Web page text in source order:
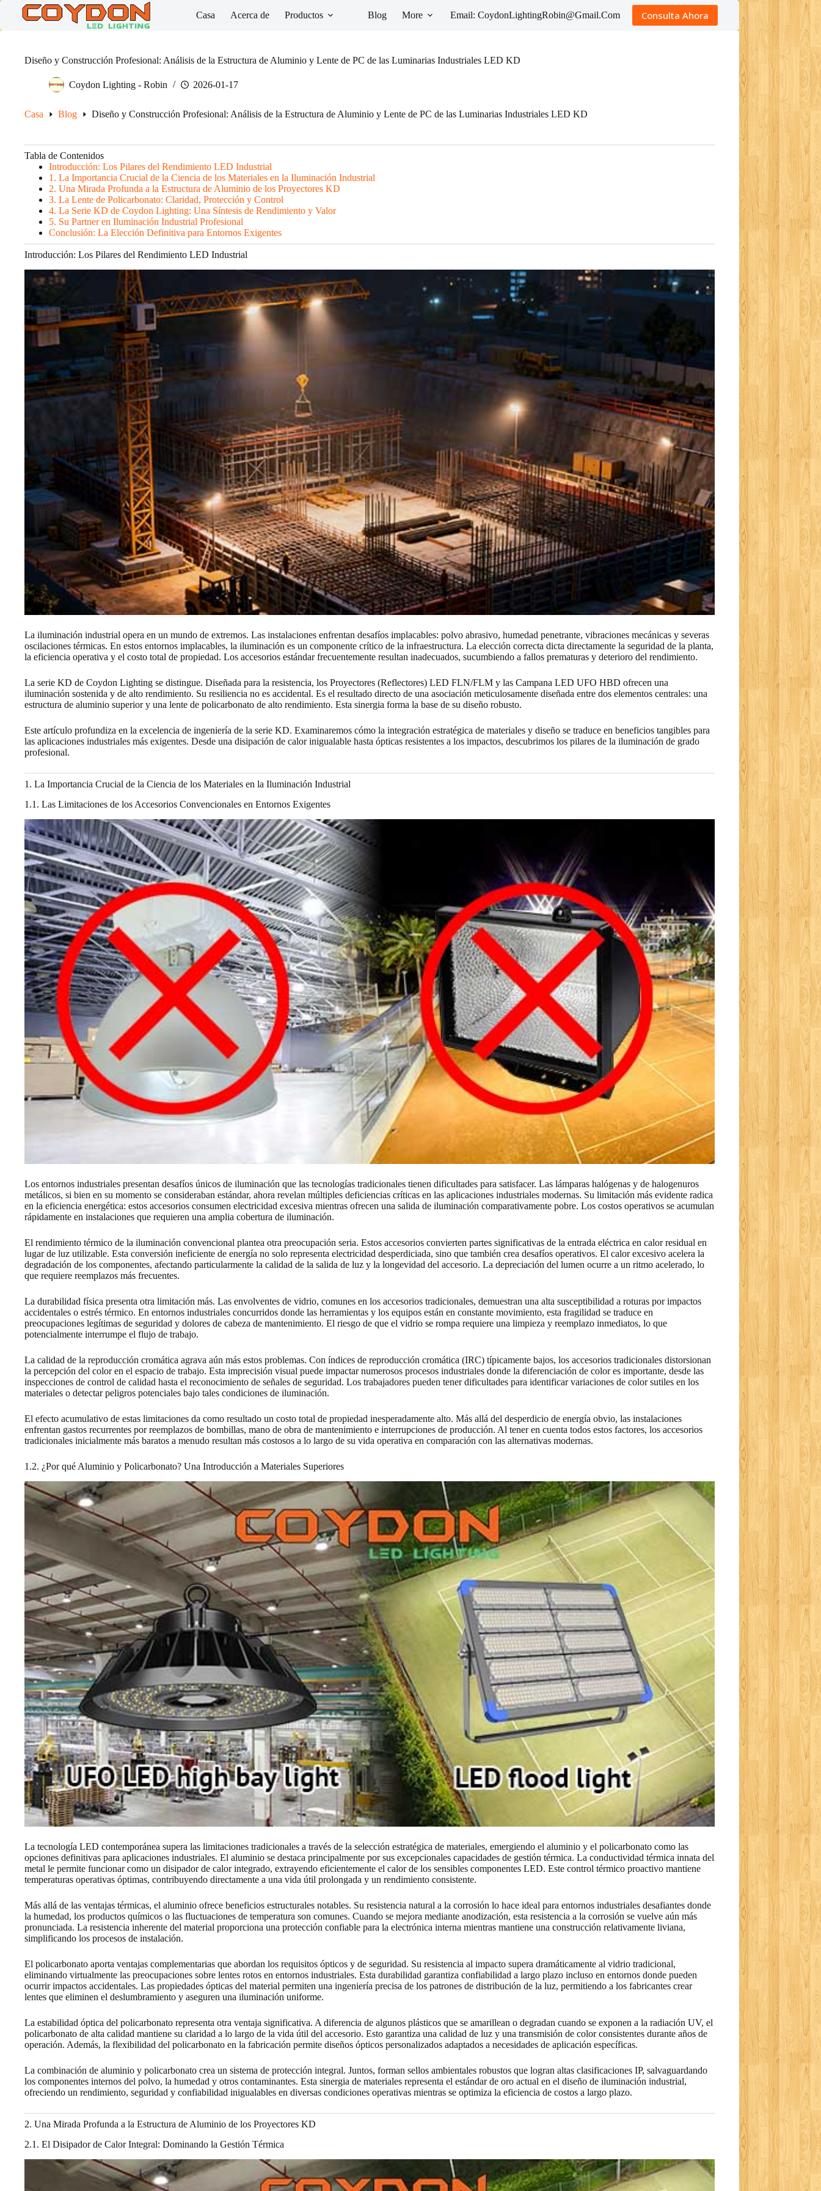
Skip
content
Casa Acerca de Productos Blog More Email: CoydonLightingRobin@Gmail.Com Consulta Ahora
Diseño y Construcción Profesional: Análisis de la Estructura de Aluminio y Lente de PC de las Luminarias Industriales LED KD
Coydon Lighting - Robin 2026-01-17
Casa Blog Diseño y Construcción Profesional: Análisis de la Estructura de Aluminio y Lente de PC de las Luminarias Industriales LED KD
Tabla de Contenidos
Introducción: Los Pilares del Rendimiento LED Industrial
1. La Importancia Crucial de la Ciencia de los Materiales en la Iluminación Industrial
2. Una Mirada Profunda a la Estructura de Aluminio de los Proyectores KD
3. La Lente de Policarbonato: Claridad, Protección y Control
4. La Serie KD de Coydon Lighting: Una Síntesis de Rendimiento y Valor
5. Su Partner en Iluminación Industrial Profesional
Conclusión: La Elección Definitiva para Entornos Exigentes
Introducción: Los Pilares del Rendimiento LED Industrial
La iluminación industrial opera en un mundo de extremos. Las instalaciones enfrentan desafíos implacables: polvo abrasivo, humedad penetrante, vibraciones mecánicas y severas
oscilaciones térmicas. En estos entornos implacables, la iluminación es un componente crítico de la infraestructura. La elección correcta dicta directamente la seguridad de la planta,
la eficiencia operativa y el costo total de propiedad. Los accesorios estándar frecuentemente resultan inadecuados, sucumbiendo a fallos prematuras y deterioro del rendimiento.
La serie KD de Coydon Lighting se distingue. Diseñada para la resistencia, los Proyectores (Reflectores) LED FLN/FLM y las Campana LED UFO HBD ofrecen una
iluminación sostenida y de alto rendimiento. Su resiliencia no es accidental. Es el resultado directo de una asociación meticulosamente diseñada entre dos elementos centrales: una
estructura de aluminio superior y una lente de policarbonato de alto rendimiento. Esta sinergia forma la base de su diseño robusto.
Este artículo profundiza en la excelencia de ingeniería de la serie KD. Examinaremos cómo la integración estratégica de materiales y diseño se traduce en beneficios tangibles para
las aplicaciones industriales más exigentes. Desde una disipación de calor inigualable hasta ópticas resistentes a los impactos, descubrimos los pilares de la iluminación de grado
profesional.
1. La Importancia Crucial de la Ciencia de los Materiales en la Iluminación Industrial
1.1. Las Limitaciones de los Accesorios Convencionales en Entornos Exigentes
Los entornos industriales presentan desafíos únicos de iluminación que las tecnologías tradicionales tienen dificultades para satisfacer. Las lámparas halógenas y de halogenuros
metálicos, si bien en su momento se consideraban estándar, ahora revelan múltiples deficiencias críticas en las aplicaciones industriales modernas. Su limitación más evidente radica
en la eficiencia energética: estos accesorios consumen electricidad excesiva mientras ofrecen una salida de iluminación comparativamente pobre. Los costos operativos se acumulan
rápidamente en instalaciones que requieren una amplia cobertura de iluminación.
El rendimiento térmico de la iluminación convencional plantea otra preocupación seria. Estos accesorios convierten partes significativas de la entrada eléctrica en calor residual en
lugar de luz utilizable. Esta conversión ineficiente de energía no solo representa electricidad desperdiciada, sino que también crea desafíos operativos. El calor excesivo acelera la
degradación de los componentes, afectando particularmente la calidad de la salida de luz y la longevidad del accesorio. La depreciación del lumen ocurre a un ritmo acelerado, lo
que requiere reemplazos más frecuentes.
La durabilidad física presenta otra limitación más. Las envolventes de vidrio, comunes en los accesorios tradicionales, demuestran una alta susceptibilidad a roturas por impactos
accidentales o estrés térmico. En entornos industriales concurridos donde las herramientas y los equipos están en constante movimiento, esta fragilidad se traduce en
preocupaciones legítimas de seguridad y dolores de cabeza de mantenimiento. El riesgo de que el vidrio se rompa requiere una limpieza y reemplazo inmediatos, lo que
potencialmente interrumpe el flujo de trabajo.
La calidad de la reproducción cromática agrava aún más estos problemas. Con índices de reproducción cromática (IRC) típicamente bajos, los accesorios tradicionales distorsionan
la percepción del color en el espacio de trabajo. Esta imprecisión visual puede impactar numerosos procesos industriales donde la diferenciación de color es importante, desde las
inspecciones de control de calidad hasta el reconocimiento de señales de seguridad. Los trabajadores pueden tener dificultades para identificar variaciones de color sutiles en los
materiales o detectar peligros potenciales bajo tales condiciones de iluminación.
El efecto acumulativo de estas limitaciones da como resultado un costo total de propiedad inesperadamente alto. Más allá del desperdicio de energía obvio, las instalaciones
enfrentan gastos recurrentes por reemplazos de bombillas, mano de obra de mantenimiento e interrupciones de producción. Al tener en cuenta todos estos factores, los accesorios
tradicionales inicialmente más baratos a menudo resultan más costosos a lo largo de su vida operativa en comparación con las alternativas modernas.
1.2. ¿Por qué Aluminio y Policarbonato? Una Introducción a Materiales Superiores
La tecnología LED contemporánea supera las limitaciones tradicionales a través de la selección estratégica de materiales, emergiendo el aluminio y el policarbonato como las
opciones definitivas para aplicaciones industriales. El aluminio se destaca principalmente por sus excepcionales capacidades de gestión térmica. La conductividad térmica innata del
metal le permite funcionar como un disipador de calor integrado, extrayendo eficientemente el calor de los sensibles componentes LED. Este control térmico proactivo mantiene
temperaturas operativas óptimas, contribuyendo directamente a una vida útil prolongada y un rendimiento consistente.
Más allá de las ventajas térmicas, el aluminio ofrece beneficios estructurales notables. Su resistencia natural a la corrosión lo hace ideal para entornos industriales desafiantes donde
la humedad, los productos químicos o las fluctuaciones de temperatura son comunes. Cuando se mejora mediante anodización, esta resistencia a la corrosión se vuelve aún más
pronunciada. La resistencia inherente del material proporciona una protección confiable para la electrónica interna mientras mantiene una construcción relativamente liviana,
simplificando los procesos de instalación.
El policarbonato aporta ventajas complementarias que abordan los requisitos ópticos y de seguridad. Su resistencia al impacto supera dramáticamente al vidrio tradicional,
eliminando virtualmente las preocupaciones sobre lentes rotos en entornos industriales. Esta durabilidad garantiza confiabilidad a largo plazo incluso en entornos donde pueden
ocurrir impactos accidentales. Las propiedades ópticas del material permiten una ingeniería precisa de los patrones de distribución de la luz, permitiendo a los fabricantes crear
lentes que eliminen el deslumbramiento y aseguren una iluminación uniforme.
La estabilidad óptica del policarbonato representa otra ventaja significativa. A diferencia de algunos plásticos que se amarillean o degradan cuando se exponen a la radiación UV, el
policarbonato de alta calidad mantiene su claridad a lo largo de la vida útil del accesorio. Esto garantiza una calidad de luz y una transmisión de color consistentes durante años de
operación. Además, la flexibilidad del policarbonato en la fabricación permite diseños ópticos personalizados adaptados a necesidades de aplicación específicas.
La combinación de aluminio y policarbonato crea un sistema de protección integral. Juntos, forman sellos ambientales robustos que logran altas clasificaciones IP, salvaguardando
los componentes internos del polvo, la humedad y otros contaminantes. Esta sinergia de materiales representa el estándar de oro actual en el diseño de iluminación industrial,
ofreciendo un rendimiento, seguridad y confiabilidad inigualables en diversas condiciones operativas mientras se optimiza la eficiencia de costos a largo plazo.
2. Una Mirada Profunda a la Estructura de Aluminio de los Proyectores KD
2.1. El Disipador de Calor Integral: Dominando la Gestión Térmica